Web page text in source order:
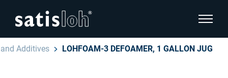
显示页
Additives LOHFOAM-3 DEFOAMER, 1 GALLON JUG